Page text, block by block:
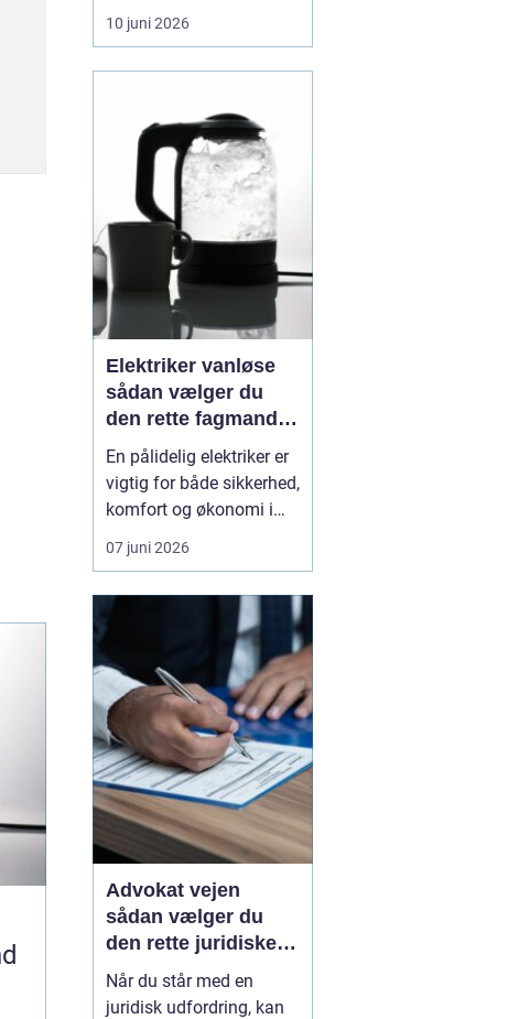
og for de fleste er det
uproblematisk. For nogle
begyndte som hygge,
bliver til noget, der styrer
hverdagen. Når
alkoholen ...
10 juni 2026
Elektriker vanløse
sådan vælger du
den rette fagmand
til opgaven
En pålidelig elektriker er
vigtig for både sikkerhed,
komfort og økonomi i
hverdagen.
Elinstallationer skal
tænker over dem og når
noget svigter, skal
hjælpen være tæt på,
effektiv og fagligt i
orden. I Vanløse findes
der flere e...
07 juni 2026
Advokat vejen
sådan vælger du
den rette juridiske
hjælp lokalt
Når du står med en
juridisk udfordring, kan